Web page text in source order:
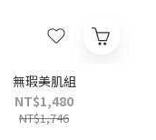
無瑕美肌組
NT$1,480
NT$1,746